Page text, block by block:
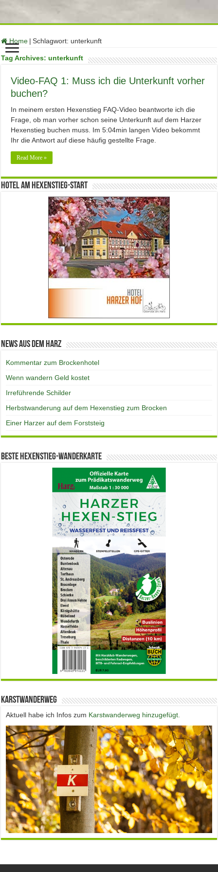
Home | Schlagwort: unterkunft
Tag Archives:unterkunft
Video-FAQ 1: Muss ich die Unterkunft vorher
buchen?
In meinem ersten Hexenstieg FAQ-Video beantworte ich die
Frage, ob man vorher schon seine Unterkunft auf dem Harzer
Hexenstieg buchen muss. Im 5:04min langen Video bekommt
Ihr die Antwort auf diese häufig gestellte Frage.
Read More »
Hotel am Hexenstieg-Start
News aus dem Harz
Kommentar zum Brockenhotel
Wenn wandern Geld kostet
Irreführende Schilder
Herbstwanderung auf dem Hexenstieg zum Brocken
Einer Harzer auf dem Forststeig
Beste Hexenstieg-Wanderkarte
Karstwanderweg
Aktuell habe ich Infos zum Karstwanderweg hinzugefügt.